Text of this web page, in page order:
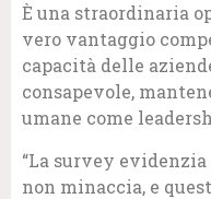
È una straordinaria
vero vantaggio
capacità delle
consapevole,
umane come
“La survey
non minaccia, e